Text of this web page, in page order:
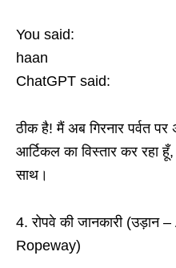
You said:
haan
ChatGPT said:
ठीक है! मैं अब गिरनार पर्वत
आर्टिकल का विस्तार कर
साथ।
4. रोपवे की जानकारी (उड़ान
Ropeway)